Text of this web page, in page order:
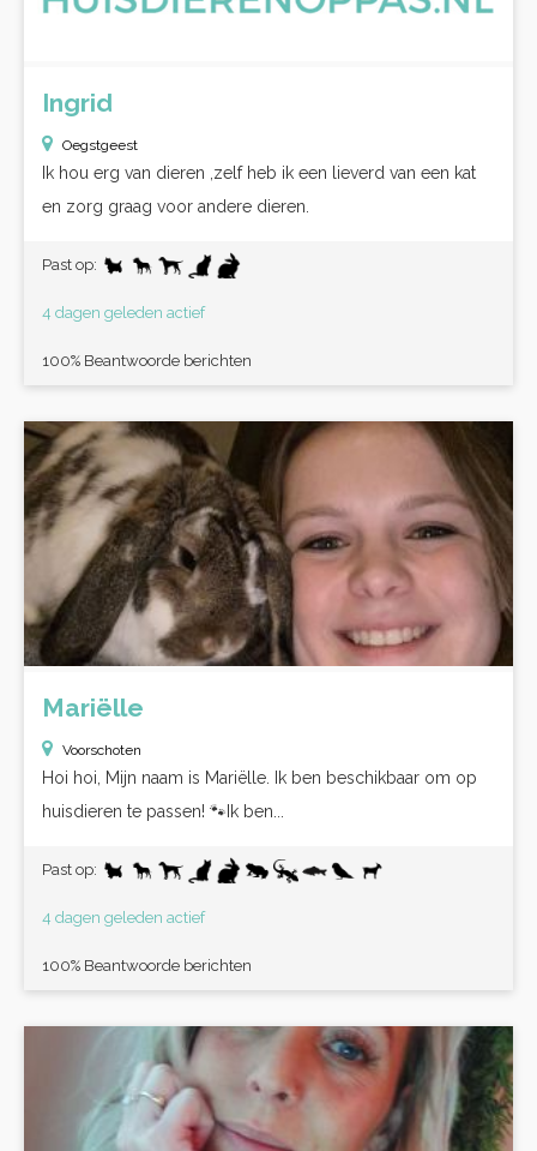
Ingrid
Oegstgeest
Ik hou erg van dieren ,zelf heb ik een lieverd van een kat
en zorg graag voor andere dieren.
Past op:
4 dagen geleden actief
100% Beantwoorde berichten
Mariëlle
Voorschoten
Hoi hoi, Mijn naam is Mariëlle. Ik ben beschikbaar om op
huisdieren te passen! 🐾Ik ben...
Past op:
4 dagen geleden actief
100% Beantwoorde berichten